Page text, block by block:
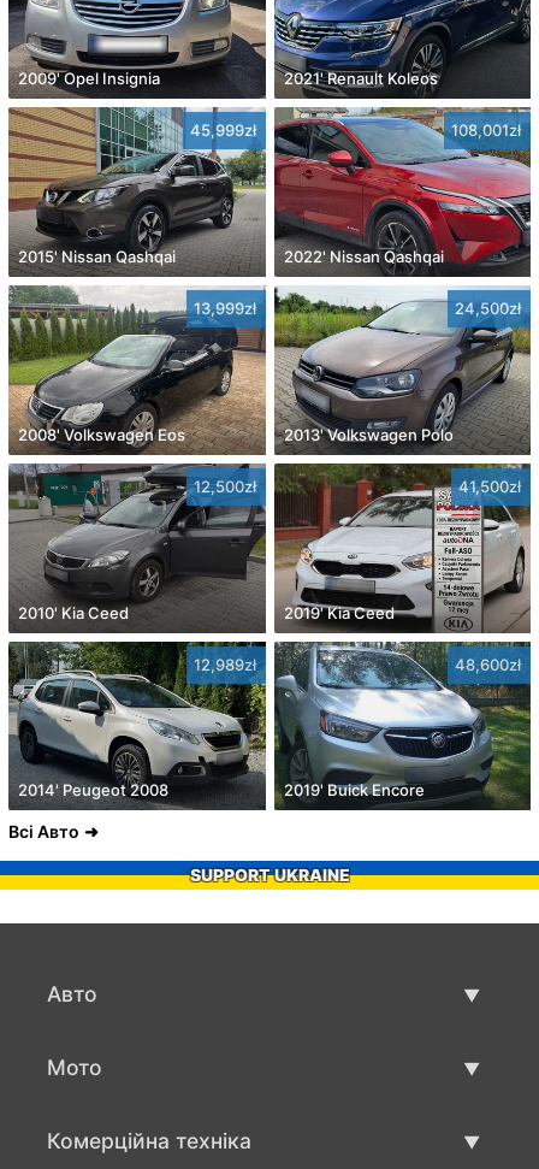
2009' Opel Insignia 2021' Renault Koleos
45,999zł
2015' Nissan Qashqai
108,001zł
2022' Nissan Qashqai
13,999zł
2008' Volkswagen Eos
24,500zł
2013' Volkswagen Polo
12,500zł
2010' Kia Ceed
41,500zł
2019' Kia Ceed
12,989zł
2014' Peugeot 2008
48,600zł
2019' Buick Encore
Всі Авто
SUPPORT UKRAINE
Авто
Мото
Комерційна техніка